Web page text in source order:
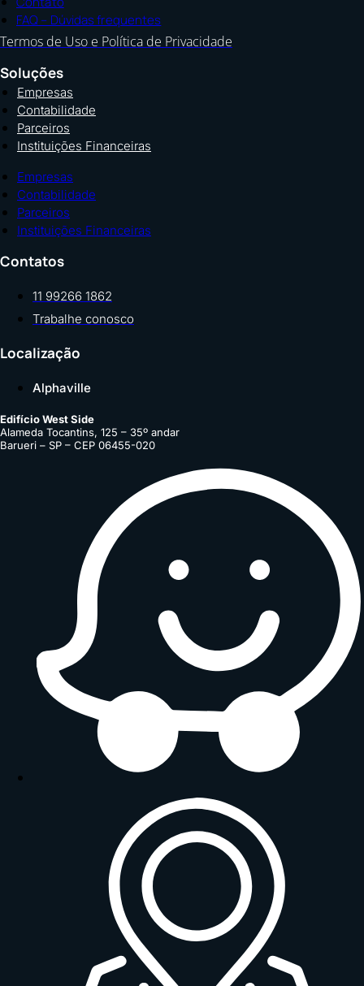
FAQ – Dúvidas frequentes
Termos de Uso e Política de Privacidade
Soluções
Empresas
Contabilidade
Parceiros
Instituições Financeiras
Empresas
Contabilidade
Parceiros
Instituições Financeiras
Contatos
11 99266 1862
Trabalhe conosco
Localização
Alphaville
Edifício West Side
Alameda Tocantins, 125 – 35º andar
Barueri – SP – CEP 06455-020